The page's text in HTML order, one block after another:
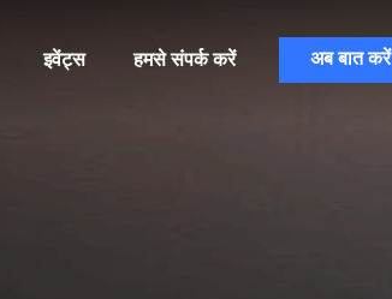
इवेंट्स हमसे संपर्क करें अब बात करें